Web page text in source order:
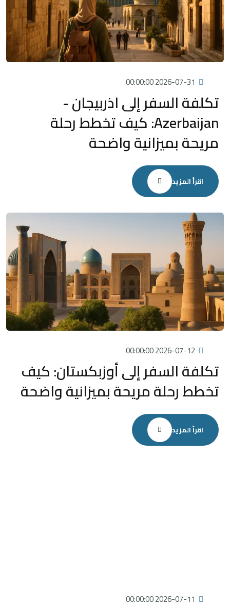
2026-07-31 00:00:00
تكلفة السفر إلى اذربيجان -
Azerbaijan: كيف تخطط رحلة
مريحة بميزانية واضحة
اقرأ المزيد
2026-07-12 00:00:00
تكلفة السفر إلى أوزبكستان: كيف
تخطط رحلة مريحة بميزانية واضحة
اقرأ المزيد
2026-07-11 00:00:00